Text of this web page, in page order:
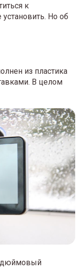
к
Но об
из пластика
В целом
дюймовый